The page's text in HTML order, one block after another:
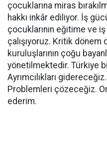
çocuklarına miras
hakkı inkâr ediliyor. İş
çocuklarının eğitime ve
çalışıyoruz. Kritik
kuruluşlarının çoğu
yönetilmektedir. Türkiye
Ayrımcılıkları
Problemleri çözeceğiz.
ederim.